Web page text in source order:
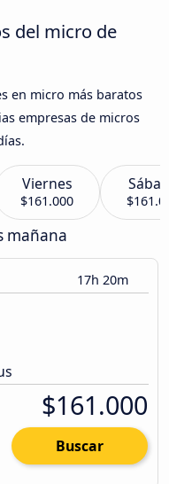
del micro de
en micro más baratos
empresas de micros
Viernes
$161.000
mañana
17h 20m
$161.000
Buscar